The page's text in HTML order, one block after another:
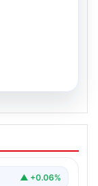
Su
İSKİ
önümüzdeki
▲ +0.06%